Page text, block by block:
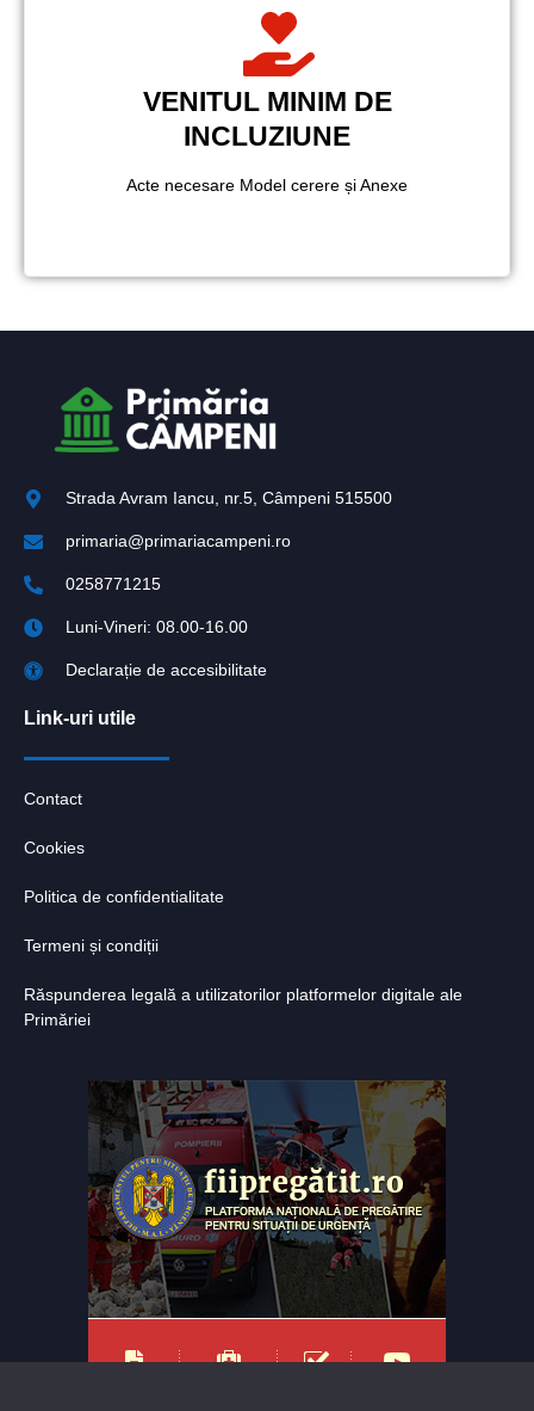
VENITUL MINIM DE
INCLUZIUNE
Acte necesare Model cerere și Anexe
Strada Avram Iancu, nr.5, Câmpeni 515500
primaria@primariacampeni.ro
0258771215
Luni-Vineri: 08.00-16.00
Declarație de accesibilitate
Link-uri utile
Contact
Cookies
Politica de confidentialitate
Termeni și condiții
Răspunderea legală a utilizatorilor platformelor digitale ale
Primăriei